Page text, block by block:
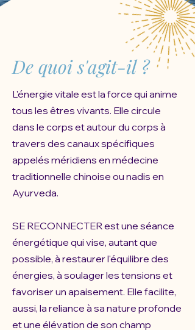
De quoi s'agit-il ?
L'énergie vitale est la force qui anime
tous les êtres vivants. Elle circule
dans le corps et autour du corps à
travers des canaux spécifiques
appelés méridiens en médecine
traditionnelle chinoise ou nadis en
Ayurveda.
SE RECONNECTER est une séance
énergétique qui vise, autant que
possible, à restaurer l'équilibre des
énergies, à soulager les tensions et
favoriser un apaisement. Elle facilite,
aussi, la reliance à sa nature profonde
et une élévation de son champ